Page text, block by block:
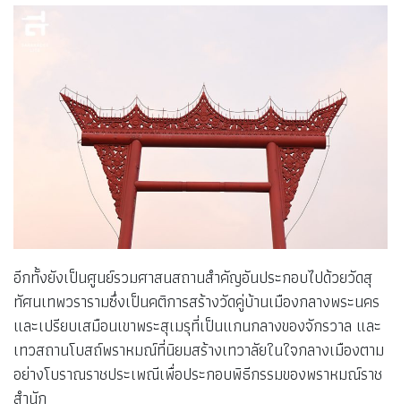
อีกทั้งยังเป็นศูนย์รวมศาสนสถานสำคัญอันประกอบไปด้วยวัดสุ
ทัศนเทพวรารามซึ่งเป็นคติการสร้างวัดคู่บ้านเมืองกลางพระนคร
และเปรียบเสมือนเขาพระสุเมรุที่เป็นแกนกลางของจักรวาล และ
เทวสถานโบสถ์พราหมณ์ที่นิยมสร้างเทวาลัยในใจกลางเมืองตาม
อย่างโบราณราชประเพณีเพื่อประกอบพิธีกรรมของพราหมณ์ราช
สำนัก